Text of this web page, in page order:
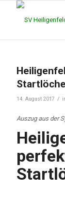
14. August 2017 /
Auszug aus der